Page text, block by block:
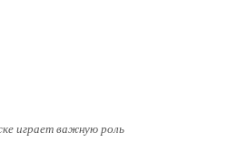
играет важную роль